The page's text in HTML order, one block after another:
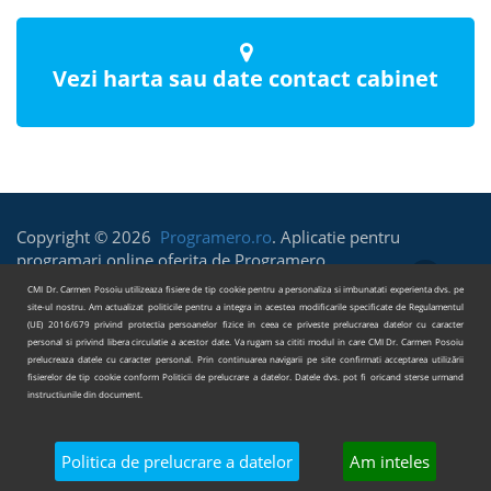
Vezi harta sau date contact cabinet
CMI Dr. Carmen Posoiu utilizeaza fisiere de tip cookie pentru a personaliza si imbunatati experienta dvs. pe
site-ul nostru. Am actualizat politicile pentru a integra in acestea modificarile specificate de Regulamentul
(UE) 2016/679 privind protectia persoanelor fizice in ceea ce priveste prelucrarea datelor cu caracter
personal si privind libera circulatie a acestor date. Va rugam sa cititi modul in care CMI Dr. Carmen Posoiu
prelucreaza datele cu caracter personal. Prin continuarea navigarii pe site confirmati acceptarea utilizării
fisierelor de tip cookie conform Politicii de prelucrare a datelor. Datele dvs. pot fi oricand sterse urmand
instructiunile din document.
Politica de prelucrare a datelor Am inteles
Copyright © 2026 Programero.ro. Aplicatie pentru
programari online oferita de Programero.
Termeni si Conditii
Politica de prelucrare a datelor